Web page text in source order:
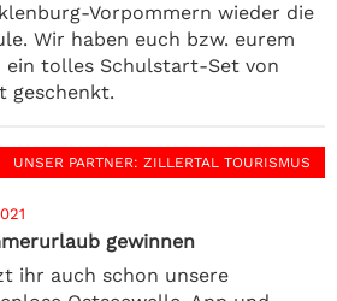
Vorpommern wieder die
Wir haben euch bzw. eurem
ein tolles Schulstart-Set von
geschenkt.
UNSER PARTNER: ZILLERTAL TOURISMUS
gewinnen
ihr auch schon unsere